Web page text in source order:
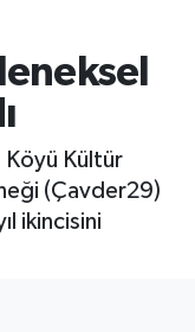
Köyü Kültür
(Çavder29)
ikincisini